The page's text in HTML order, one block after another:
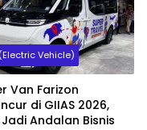
Vehicle)
Van Farizon
di GIIAS 2026,
Jadi Andalan Bisnis